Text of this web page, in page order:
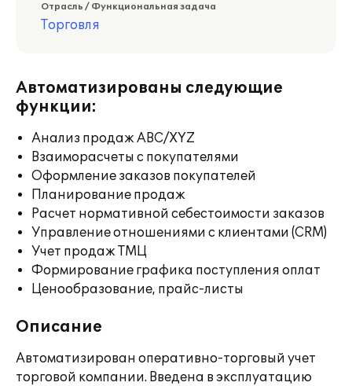
Отрасль / Функциональная задача
Торговля
Автоматизированы следующие
функции:
Анализ продаж ABC/XYZ
Взаиморасчеты с покупателями
Оформление заказов покупателей
Планирование продаж
Расчет нормативной себестоимости заказов
Управление отношениями с клиентами (CRM)
Учет продаж ТМЦ
Формирование графика поступления оплат
Ценообразование, прайс-листы
Описание
Автоматизирован оперативно-торговый учет
торговой компании. Введена в эксплуатацию